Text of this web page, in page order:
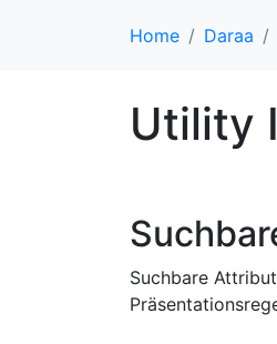
Home Daraa
Utility
Suchbare